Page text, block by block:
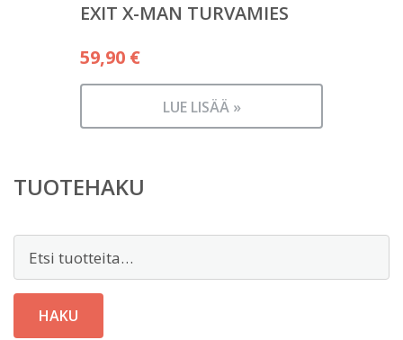
EXIT X-MAN TURVAMIES
59,90 €
LUE LISÄÄ »
TUOTEHAKU
HAKU